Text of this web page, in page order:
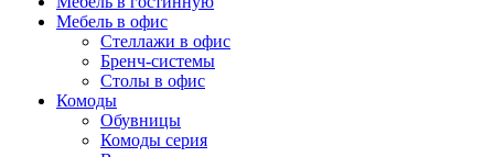
Мебель в офис
Стеллажи в офис
Бренч-системы
Столы в офис
Комоды
Обувницы
Комоды серия